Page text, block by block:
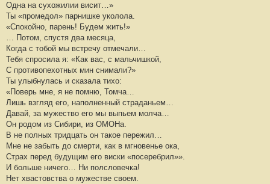
Одна на сухожилии висит…»
Ты «промедол» парнишке уколола.
«Спокойно, парень! Будем жить!»
… Потом, спустя два месяца,
Когда с тобой мы встречу отмечали…
Тебя спросила я: «Как вас, с мальчишкой,
С противопехотных мин снимали?»
Ты улыбнулась и сказала тихо:
«Поверь мне, я не помню, Томча…
Лишь взгляд его, наполненный страданьем…
Давай, за мужество его мы выпьем молча…
Он родом из Сибири, из ОМОНа.
В не полных тридцать он такое пережил…
Мне не забыть до смерти, как в мгновенье ока,
Страх перед будущим его виски «посеребрил»».
И больше ничего… Ни полсловечка!
Нет хвастовства о мужестве своем.